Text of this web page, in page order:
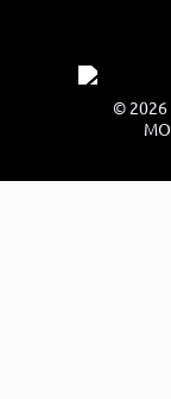
© 2026